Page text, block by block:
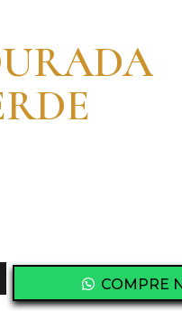
COMPRE